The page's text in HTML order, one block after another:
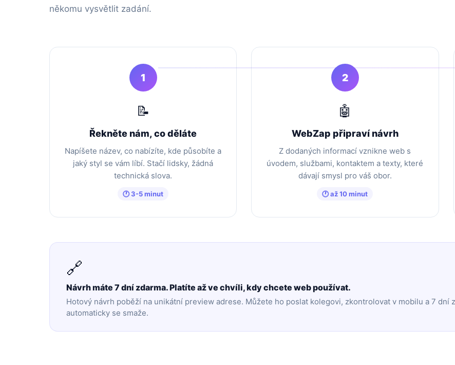
někomu vysvětlit zadání.
1
📝
Řekněte nám, co děláte
Napíšete název, co nabízíte, kde působíte a
jaký styl se vám líbí. Stačí lidsky, žádná
technická slova.
🕐 3-5 minut
2
🤖
WebZap připraví návrh
Z dodaných informací vznikne web s
úvodem, službami, kontaktem a texty, které
dávají smysl pro váš obor.
🕐 až 10 minut
🔗
Návrh máte 7 dní zdarma. Platíte až ve chvíli, kdy chcete web používat.
Hotový návrh poběží na unikátní preview adrese. Můžete ho poslat kolegovi, zkontrolovat v mobilu a 7 dní
automaticky se smaže.